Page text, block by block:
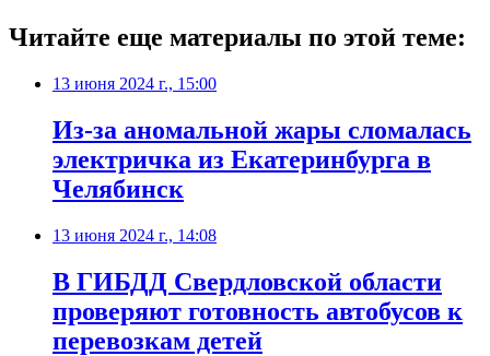
Читайте еще материалы по этой теме:
13 июня 2024 г., 15:00
​Из-за аномальной жары сломалась
электричка из Екатеринбурга в
Челябинск
13 июня 2024 г., 14:08
В ГИБДД Свердловской области
проверяют готовность автобусов к
перевозкам детей